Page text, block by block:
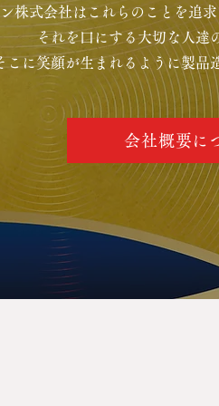
株式会社はこれらのことを追
それを口にする大切な人達
こに笑顔が生まれるように製品
会社概要に